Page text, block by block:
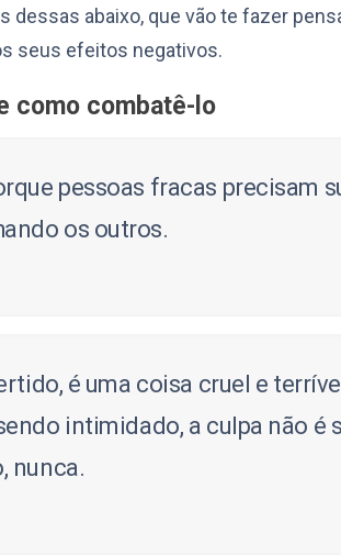
dessas abaixo, que vão te fazer
seus efeitos negativos.
como combatê-lo
pessoas fracas precisam
os outros.
é uma coisa cruel e
intimidado, a culpa não é
nunca.